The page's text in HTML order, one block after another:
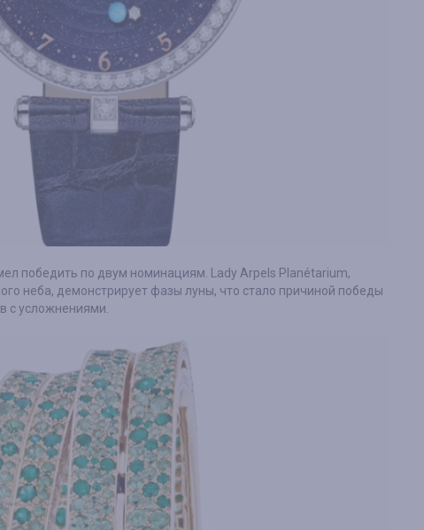
победить по двум номинациям. Lady Arpels Planétarium,
неба, демонстрирует фазы луны, что стало причиной победы
с усложнениями.